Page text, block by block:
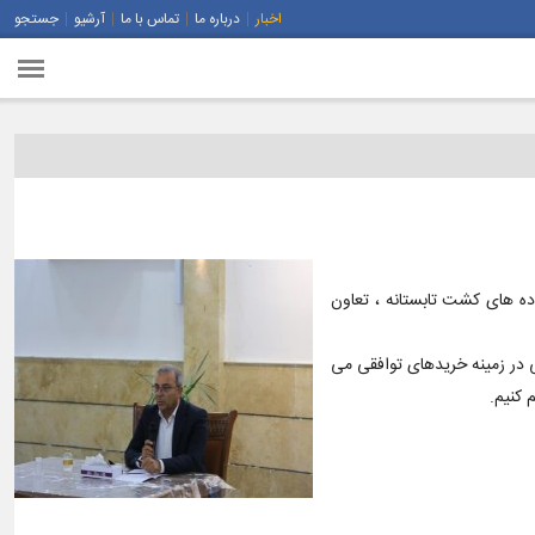
اخبار درباره ما تماس با ما آرشیو جستجو
های کشت تابستانه ، تعاون
زمینه خریدهای توافقی می
کنیم.